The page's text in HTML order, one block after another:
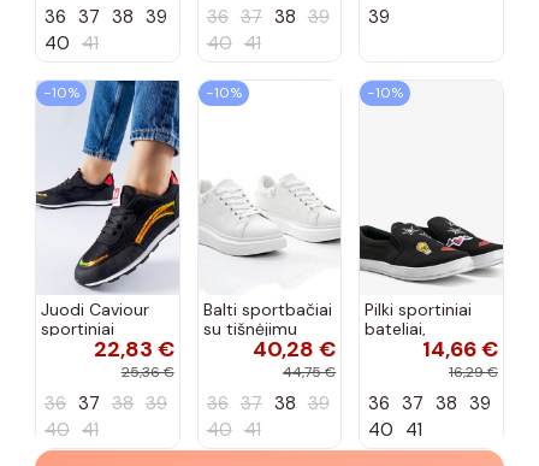
Casey
36 37 38 39
40 41
36 37 38 39
40 41
39
−10%
Juodi Caviour
sportiniai
sportbačiai22,83 €
25,36 €
36 37 38 39
40 41
−10%
Balti sportbačiai
su tišnėjimu
Peyton40,28 €
44,75 €
36 37 38 39
40 41
−10%
Pilki sportiniai
bateliai,
„Justice"14,66 €
16,29 €
36 37 38 39
40 41